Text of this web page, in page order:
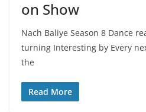
on Show
Nach Baliye Season 8 Dance
turning Interesting by Every
the
Read More